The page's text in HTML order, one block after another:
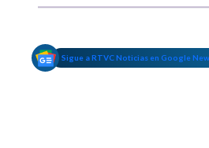
Sigue a RTVC Noticias en Google